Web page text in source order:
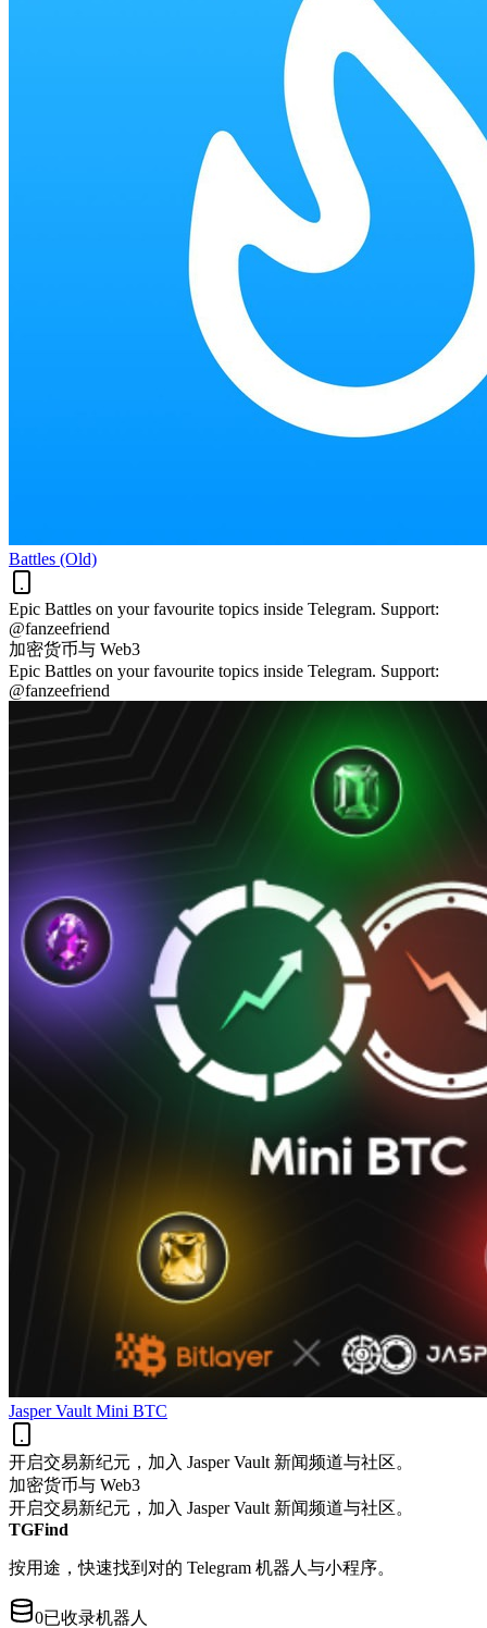
Battles (Old)
Epic Battles on your favourite topics inside Telegram. Support:
@fanzeefriend
加密货币与 Web3
Epic Battles on your favourite topics inside Telegram. Support:
@fanzeefriend
Jasper Vault Mini BTC
开启交易新纪元，加入 Jasper Vault 新闻频道与社区。
加密货币与 Web3
开启交易新纪元，加入 Jasper Vault 新闻频道与社区。
TGFind
按用途，快速找到对的 Telegram 机器人与小程序。
0已收录机器人